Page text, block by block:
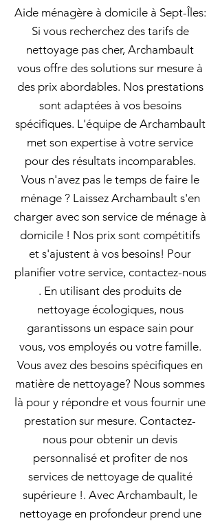
Aide ménagère à domicile à Sept-Îles:
Si vous recherchez des tarifs de
nettoyage pas cher, Archambault
vous offre des solutions sur mesure à
des prix abordables. Nos prestations
sont adaptées à vos besoins
spécifiques. L'équipe de Archambault
met son expertise à votre service
pour des résultats incomparables.
Vous n'avez pas le temps de faire le
ménage ? Laissez Archambault s'en
charger avec son service de ménage à
domicile ! Nos prix sont compétitifs
et s'ajustent à vos besoins! Pour
planifier votre service, contactez-nous
. En utilisant des produits de
nettoyage écologiques, nous
garantissons un espace sain pour
vous, vos employés ou votre famille.
Vous avez des besoins spécifiques en
matière de nettoyage? Nous sommes
là pour y répondre et vous fournir une
prestation sur mesure. Contactez-
nous pour obtenir un devis
personnalisé et profiter de nos
services de nettoyage de qualité
supérieure !. Avec Archambault, le
nettoyage en profondeur prend une